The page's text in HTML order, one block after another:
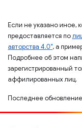
Если не указано иное,
предоставляется по
авторства 4.0", а
Подробнее об этом
зарегистрированный
аффилированных лиц.
Последнее